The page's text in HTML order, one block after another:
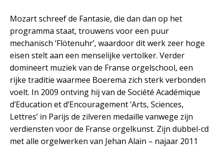
Mozart schreef de Fantasie, die dan dan op het
programma staat, trouwens voor een puur
mechanisch ‘Flötenuhr’, waardoor dit werk zeer hoge
eisen stelt aan een menselijke vertolker. Verder
domineert muziek van de Franse orgelschool, een
rijke traditie waarmee Boerema zich sterk verbonden
voelt. In 2009 ontving hij van de Société Académique
d’Education et d’Encouragement ‘Arts, Sciences,
Lettres’ in Parijs de zilveren medaille vanwege zijn
verdiensten voor de Franse orgelkunst. Zijn dubbel-cd
met alle orgelwerken van Jehan Alain – najaar 2011